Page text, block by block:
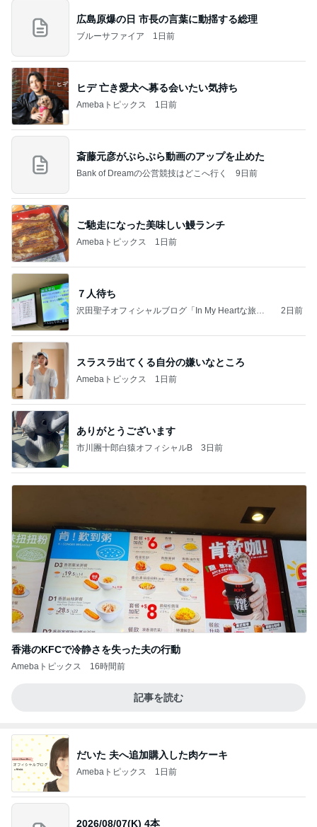
広島原爆の日 市長の言葉に動揺する総理
ブルーサファイア 1日前
ヒデ 亡き愛犬へ募る会いたい気持ち
Amebaトピックス 1日前
斎藤元彦がぶらぶら動画のアップを止めた
Bank of Dreamの公営競技はどこへ行く 9日前
ご馳走になった美味しい鰻ランチ
Amebaトピックス 1日前
７人待ち
沢田聖子オフィシャルブログ「In My Heartな旅日
2日前
スラスラ出てくる自分の嫌いなところ
Amebaトピックス 1日前
ありがとうございます
市川團十郎白猿オフィシャルB 3日前
香港のKFCで冷静さを失った夫の行動
Amebaトピックス 16時間前
記事を読む
だいた 夫へ追加購入した肉ケーキ
Amebaトピックス 1日前
2026/08/07(K) 4本